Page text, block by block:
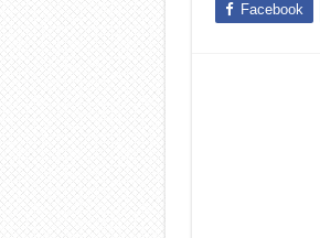
Facebook